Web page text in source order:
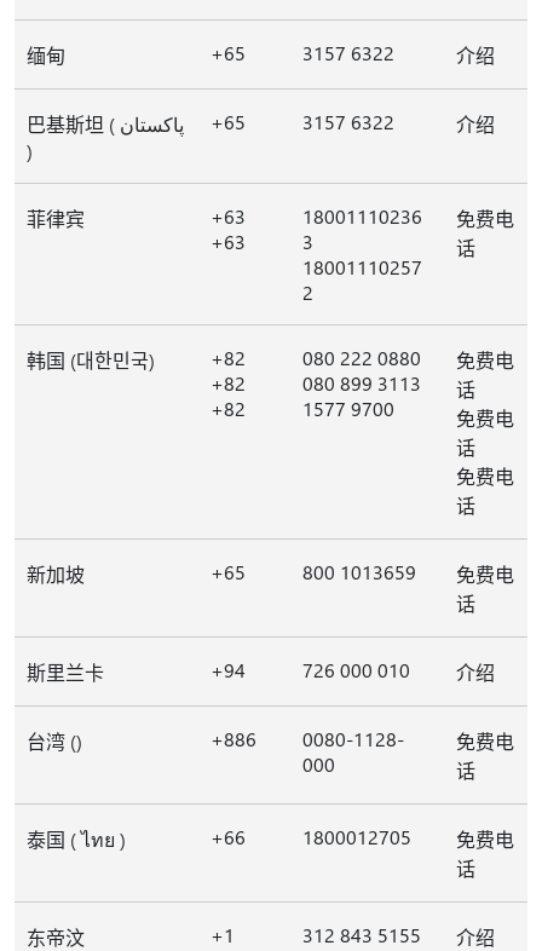
缅甸 +65 3157 6322 介绍
巴基斯坦 ( پاکستان
)
+65 3157 6322 介绍
菲律宾
+63
+63
18001110236
3
18001110257
2
免费电
话
韩国 (대한민국)
+82
+82
+82
080 222 0880
080 899 3113
1577 9700
免费电
话
免费电
话
免费电
话
新加坡 +65 800 1013659
免费电
话
斯里兰卡 +94 726 000 010 介绍
台湾 () +886
0080-1128-
000
免费电
话
泰国 ( ไทย ) +66 1800012705
免费电
话
东帝汶 +1 312 843 5155 介绍